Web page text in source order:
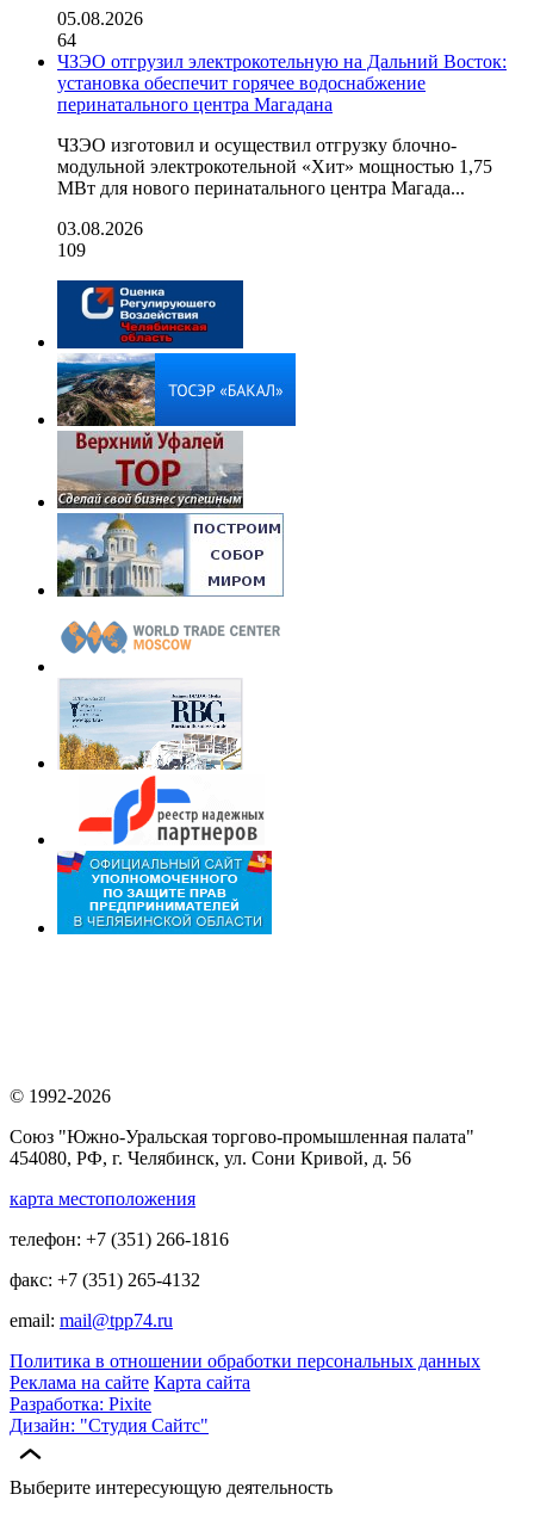
05.08.2026
64
ЧЗЭО отгрузил электрокотельную на Дальний Восток:
установка обеспечит горячее водоснабжение
перинатального центра Магадана
ЧЗЭО изготовил и осуществил отгрузку блочно-
модульной электрокотельной «Хит» мощностью 1,75
МВт для нового перинатального центра Магада...
03.08.2026
109
© 1992-2026
Союз "Южно-Уральская торгово-промышленная палата"
454080, РФ, г. Челябинск, ул. Сони Кривой, д. 56
карта местоположения
телефон: +7 (351) 266-1816
факс: +7 (351) 265-4132
email: mail@tpp74.ru
Политика в отношении обработки персональных данных
Реклама на сайте Карта сайта
Разработка: Pixite
Дизайн: "Студия Сайтс"
Выберите интересующую деятельность